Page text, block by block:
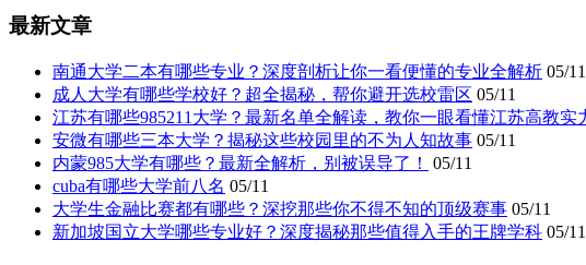
最新文章
南通大学二本有哪些专业？深度剖析让你一看便懂的专业全解析 05/11
成人大学有哪些学校好？超全揭秘，帮你避开选校雷区 05/11
江苏有哪些985211大学？最新名单全解读，教你一眼看懂江苏高教实
安微有哪些三本大学？揭秘这些校园里的不为人知故事 05/11
内蒙985大学有哪些？最新全解析，别被误导了！
05/11
cuba有哪些大学前八名 05/11
大学生金融比赛都有哪些？深挖那些你不得不知的顶级赛事 05/11
新加坡国立大学哪些专业好？深度揭秘那些值得入手的王牌学科 05/11